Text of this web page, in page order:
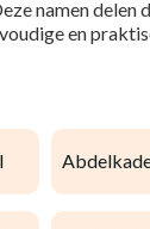
namen
en